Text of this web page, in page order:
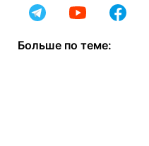
Больше по теме: